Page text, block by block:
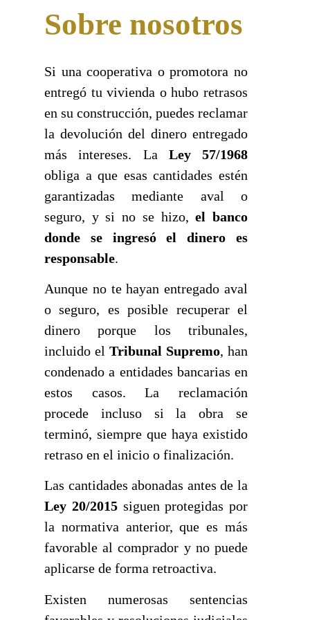
Sobre nosotros
Si una cooperativa o promotora no
entregó tu vivienda o hubo retrasos
en su construcción, puedes reclamar
la devolución del dinero entregado
más intereses. La Ley 57/1968
obliga a que esas cantidades estén
garantizadas mediante aval o
seguro, y si no se hizo,el banco
donde se ingresó el dinero es
responsable.
Aunque no te hayan entregado aval
o seguro, es posible recuperar el
dinero porque los tribunales,
incluido el Tribunal Supremo, han
condenado a entidades bancarias en
estos casos. La reclamación
procede incluso si la obra se
terminó, siempre que haya existido
retraso en el inicio o finalización.
Las cantidades abonadas antes de la
Ley 20/2015siguen protegidas por
la normativa anterior, que es más
favorable al comprador y no puede
aplicarse de forma retroactiva.
Existen numerosas sentencias